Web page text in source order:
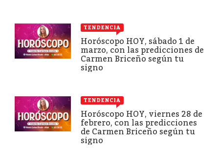
TENDENCIA
Horóscopo HOY, sábado 1 de
marzo, con las predicciones de
Carmen Briceño según tu
signo
TENDENCIA
Horóscopo HOY, viernes 28 de
febrero, con las predicciones
de Carmen Briceño según tu
signo